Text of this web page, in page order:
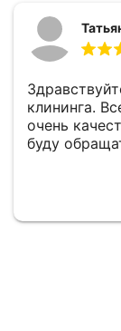
клининга.
очень
буду